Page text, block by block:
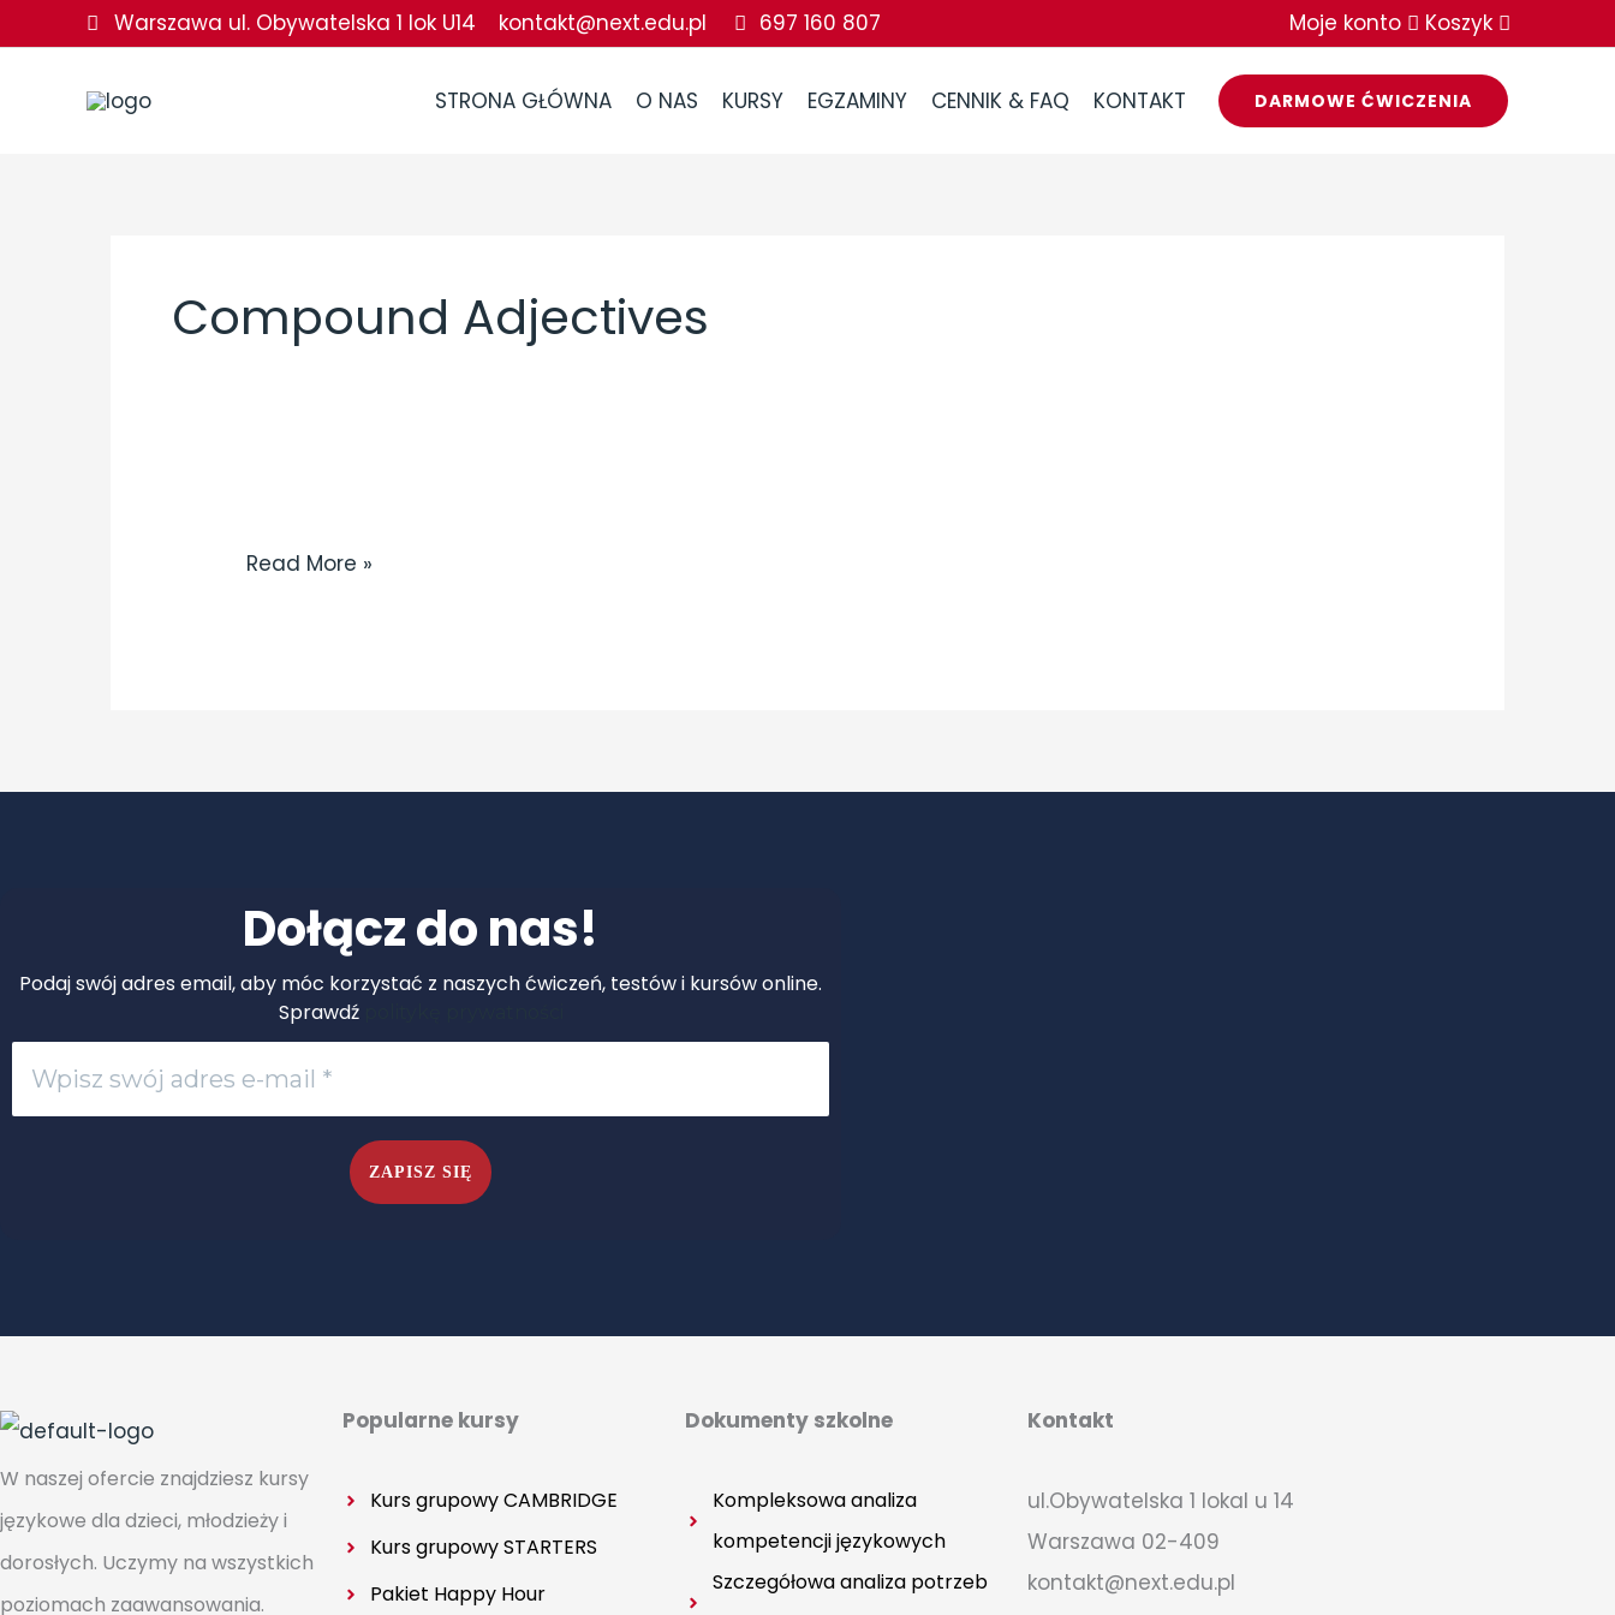
Warszawa ul. Obywatelska 1 lok U14 kontakt@next.edu.pl 697 160 807 Moje konto Koszyk
STRONA GŁÓWNA O NAS KURSY EGZAMINY CENNIK & FAQ KONTAKT DARMOWE ĆWICZENIA
Compound Adjectives
adjectives-
Read More »
Dołącz do nas!
Podaj swój adres email, aby móc korzystać z naszych ćwiczeń, testów i kursów online.
Sprawdź
W naszej ofercie znajdziesz kursy
językowe dla dzieci, młodzieży i
dorosłych. Uczymy na wszystkich
poziomach zaawansowania.
Popularne kursy
Kurs grupowy CAMBRIDGE
Kurs grupowySTARTERS
Pakiet Happy Hour
Dokumenty szkolne
Kompleksowa analiza
kompetencji językowych
Szczegółowa analiza potrzeb
Kontakt
ul.Obywatelska 1 lokal u 14
Warszawa 02-409
kontakt@next.edu.pl